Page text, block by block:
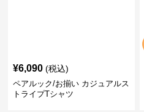
¥6,090 (税込)
ペアルック/お揃い カジュアルス
トライプTシャツ